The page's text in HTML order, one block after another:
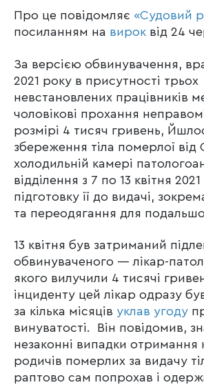
Про це повідомляє «Судовий
посиланням на вирок від 24
За версією обвинувачення,
2021 року в присутності трьох
невстановлених працівників
чоловікові прохання
розмірі 4 тисяч гривень,
збереження тіла померлої від
холодильній камері
відділення з 7 по 13 квітня
підготовку її до видачі,
та переодягання для
13 квітня був затриманий
обвинуваченого — лікар-
якого вилучили 4 тисячі
інциденту цей лікар одразу
за кілька місяців уклав угоду
винуватості. Він повідомив,
незаконні випадки отримання
родичів померлих за видачу
раптово сам попрохав і